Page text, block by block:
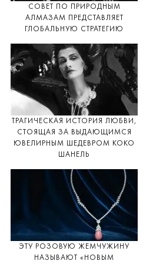
СОВЕТ ПО ПРИРОДНЫМ
АЛМАЗАМ ПРЕДСТАВЛЯЕТ
ГЛОБАЛЬНУЮ СТРАТЕГИЮ
ТРАГИЧЕСКАЯ ИСТОРИЯ ЛЮБВИ,
СТОЯЩАЯ ЗА ВЫДАЮЩИМСЯ
ЮВЕЛИРНЫМ ШЕДЕВРОМ КОКО
ШАНЕЛЬ
ЭТУ РОЗОВУЮ ЖЕМЧУЖИНУ
НАЗЫВАЮТ «НОВЫМ